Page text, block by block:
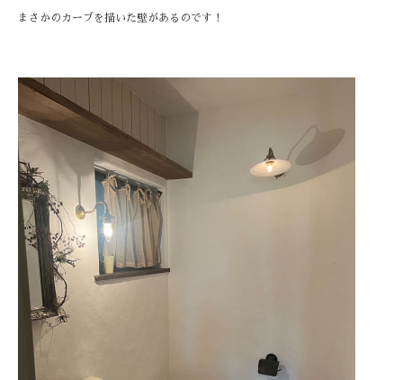
まさかのカーブを描いた壁があるのです！